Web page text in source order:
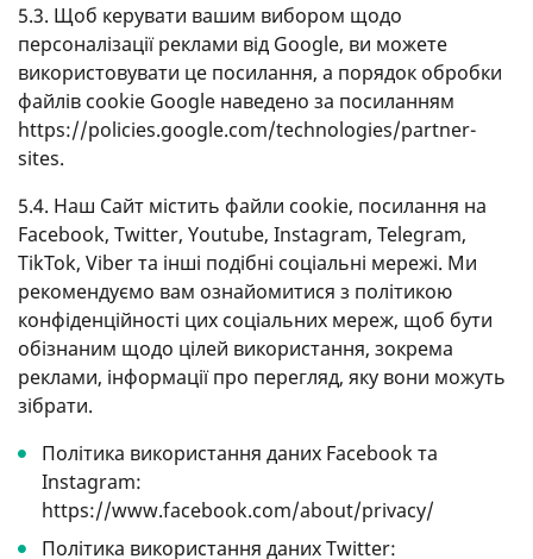
5.3. Щоб керувати вашим вибором щодо
персоналізації реклами від Google, ви можете
використовувати це посилання, а порядок обробки
файлів cookie Google наведено за посиланням
https://policies.google.com/technologies/partner-
sites.
5.4. Наш Сайт містить файли cookie, посилання на
Facebook, Twitter, Youtube, Іnstagram, Telegram,
TikTok, Viber та інші подібні соціальні мережі. Ми
рекомендуємо вам ознайомитися з політикою
конфіденційності цих соціальних мереж, щоб бути
обізнаним щодо цілей використання, зокрема
реклами, інформації про перегляд, яку вони можуть
зібрати.
Політика використання даних Facebook та
Іnstagram:
https://www.facebook.com/about/privacy/
Політика використання даних Twitter: